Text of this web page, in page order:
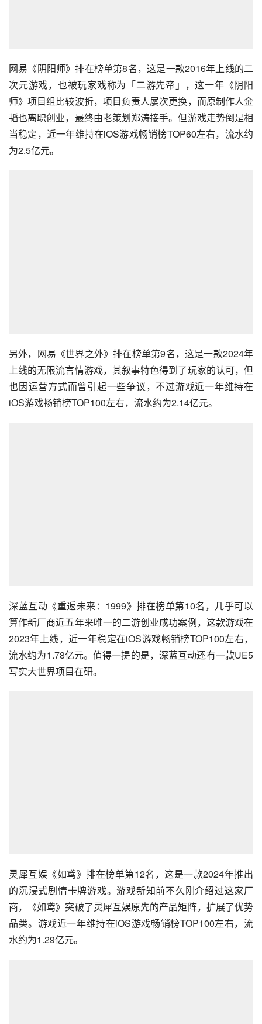
网易《阴阳师》排在榜单第8名，这是一款2016年上线的二
次元游戏，也被玩家戏称为「二游先帝」，这一年《阴阳
师》项目组比较波折，项目负责人屡次更换，而原制作人金
韬也离职创业，最终由老策划郑涛接手。但游戏走势倒是相
当稳定，近一年维持在iOS游戏畅销榜TOP60左右，流水约
为2.5亿元。
另外，网易《世界之外》排在榜单第9名，这是一款2024年
上线的无限流言情游戏，其叙事特色得到了玩家的认可，但
也因运营方式而曾引起一些争议，不过游戏近一年维持在
iOS游戏畅销榜TOP100左右，流水约为2.14亿元。
深蓝互动《重返未来：1999》排在榜单第10名，几乎可以
算作新厂商近五年来唯一的二游创业成功案例，这款游戏在
2023年上线，近一年稳定在iOS游戏畅销榜TOP100左右，
流水约为1.78亿元。值得一提的是，深蓝互动还有一款UE5
写实大世界项目在研。
灵犀互娱《如鸢》排在榜单第12名，这是一款2024年推出
的沉浸式剧情卡牌游戏。游戏新知前不久刚介绍过这家厂
商，《如鸢》突破了灵犀互娱原先的产品矩阵，扩展了优势
品类。游戏近一年维持在iOS游戏畅销榜TOP100左右，流
水约为1.29亿元。